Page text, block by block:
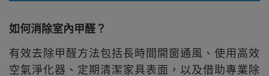
如何消除室內甲醛？
有效去除甲醛方法包括長時間開窗通風、使用高效
空氣淨化器、定期清潔家具表面，以及借助專業除